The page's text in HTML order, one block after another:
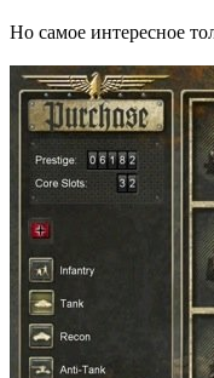
Но самое интересное